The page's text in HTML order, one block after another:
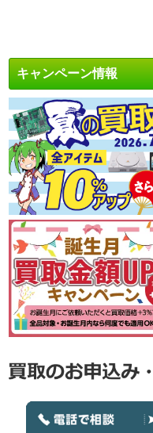
キャンペーン情報